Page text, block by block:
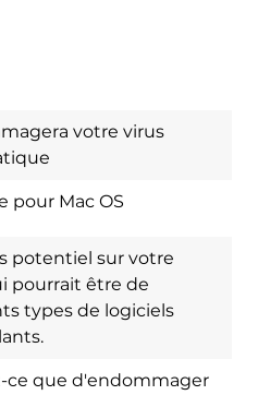
votre virus
pour Mac OS
potentiel sur votre
pourrait être de
types de logiciels
ce que d'endommager